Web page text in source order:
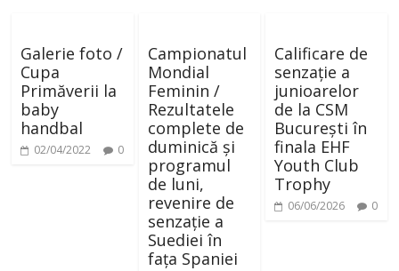
Galerie foto /
Cupa
Primăverii la
baby
handbal
02/04/2022 0
Campionatul
Mondial
Feminin /
Rezultatele
complete de
duminică și
programul
de luni,
revenire de
senzație a
Suediei în
fața Spaniei
Calificare de
senzație a
junioarelor
de la CSM
București în
finala EHF
Youth Club
Trophy
06/06/2026 0